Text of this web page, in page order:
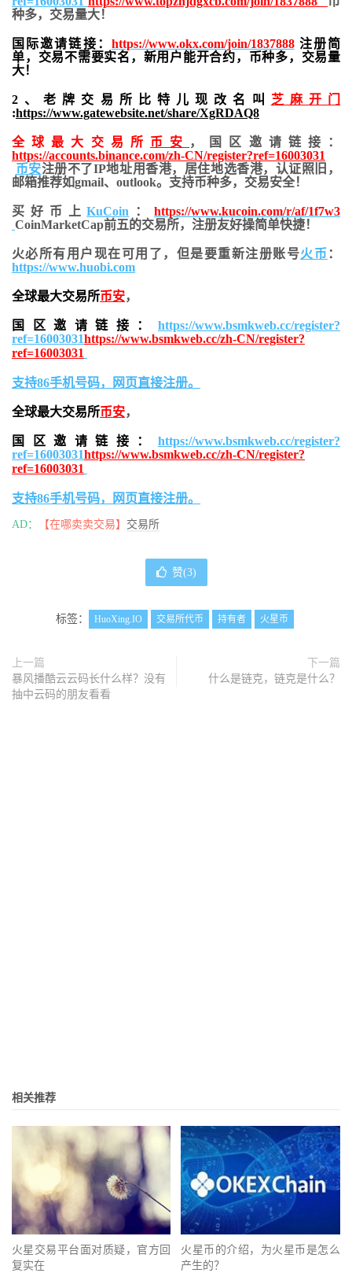
种多，交易量大！
国际邀请链接： https://www.okx.com/join/1837888注册简
单，交易不需要实名，新用户能开合约， 币种多，交易量
大！
2、老牌交易所比特儿现改名叫 芝麻开门
:https://www.gatewebsite.net/share/XgRDAQ8
全球最大交易所 币安
，国区邀请链接：
https://accounts.binance.com/zh-CN/register?ref=16003031
币安注册不了IP地址用香港，居住地选香港，认证照旧，
邮箱推荐如gmail、outlook。支持币种多，交易安全！
买好币上KuCoin ：https://www.kucoin.com/r/af/1f7w3
CoinMarketCap前五的交易所，注册友好操简单快捷！
火必所有用户现在可用了，但是要重新注册账号火币 ：
https://www.huobi.com
全球最大交易所币安，
国区邀请链接： https://www.bsmkweb.cc/register?
ref=16003031https://www.bsmkweb.cc/zh-CN/register?
ref=16003031
支持86手机号码，网页直接注册。
全球最大交易所币安，
国区邀请链接： https://www.bsmkweb.cc/register?
ref=16003031https://www.bsmkweb.cc/zh-CN/register?
ref=16003031
支持86手机号码，网页直接注册。
AD： 【在哪卖卖交易】 交易所
赞(3)
标签： HuoXing.IO 交易所代币 持有者 火星币
上一篇
暴风播酷云云码长什么样？没有
抽中云码的朋友看看
下一篇
什么是链克，链克是什么？
相关推荐
火星交易平台面对质疑，官方回
复实在
火星币的介绍，为火星币是怎么
产生的？